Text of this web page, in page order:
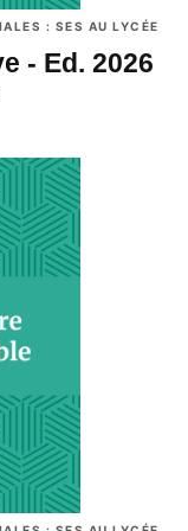
: SES AU LYCÉE
- Ed. 2026